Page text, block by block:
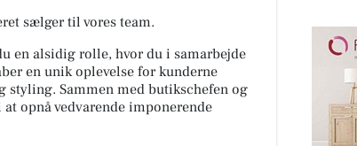
sælger til vores team.
en alsidig rolle, hvor du i samarbejde
en unik oplevelse for kunderne
styling. Sammen med butikschefen og
opnå vedvarende imponerende